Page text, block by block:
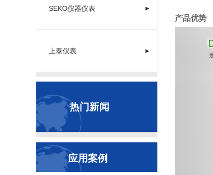
SEKO仪器仪表 ▶
上泰仪表 ▶
热门新闻
应用案例
产品优势